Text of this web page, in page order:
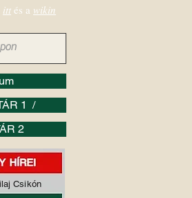
1 /
2
itt és a wikin
Csikón